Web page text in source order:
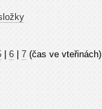
| 6| 7(čas ve vteřinách)